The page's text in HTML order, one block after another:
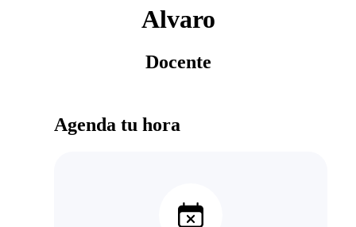
Alvaro
Docente
Agenda tu hora